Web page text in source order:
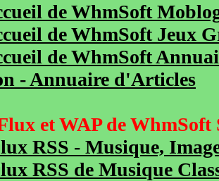
de WhmSoft
de WhmSoft Jeux
de WhmSoft
- Annuaire d'Articles
et WAP de WhmSoft
RSS - Musique,
RSS de Musique